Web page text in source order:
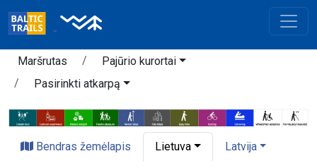
Maršrutas
Pajūrio kurortai
Pasirinkti atkarpą
Bendras žemėlapis Lietuva Latvija